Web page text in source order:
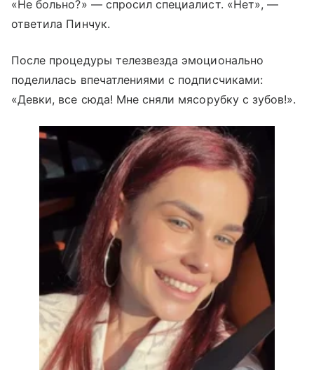
«Не больно?» — спросил специалист. «Нет», —
ответила Пинчук.
После процедуры телезвезда эмоционально
поделилась впечатлениями с подписчиками:
«Девки, все сюда! Мне сняли мясорубку с зубов!».